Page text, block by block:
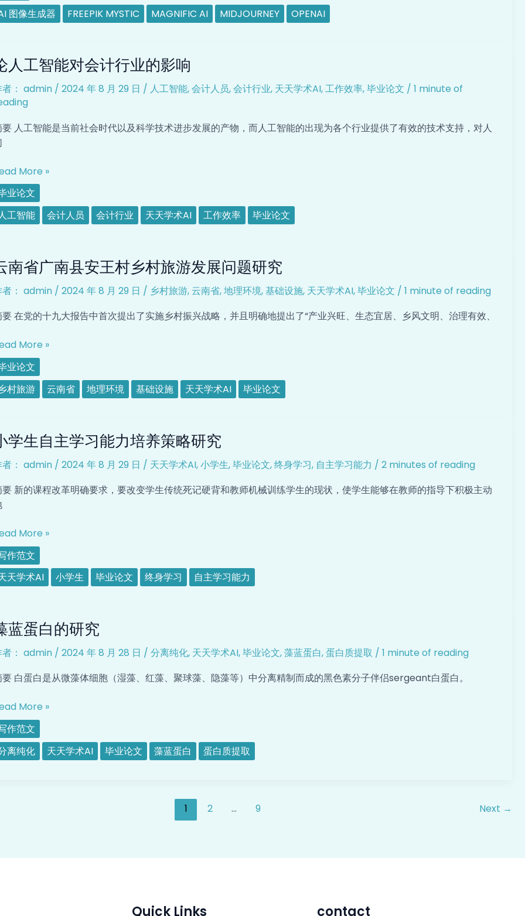
图像生成器
FREEPIK MYSTIC MAGNIFIC AI MIDJOURNEY OPENAI
人工智能对会计行业的影响
： admin / 2024 年 8 月 29 日 / 人工智能,会计人员,会计行业, 天天学术AI,工作效率,毕业论文 / 1 minute of
人工智能是当前社会时代以及科学技术进步发展的产物，而人工智能的出现为各个行业提供了有效的技术支持，对人
More »
业论文
工智能
会计人员 会计行业 天天学术AI 工作效率 毕业论文
南省广南县安王村乡村旅游发展问题研究
： admin / 2024 年 8 月 29 日 / 乡村旅游,云南省,地理环境,基础设施, 天天学术AI,毕业论文 / 1 minute of reading
在党的十九大报告中首次提出了实施乡村振兴战略，并且明确地提出了“产业兴旺、生态宜居、乡风文明、治理有效、
More »
业论文
村旅游
云南省 地理环境 基础设施 天天学术AI 毕业论文
学生自主学习能力培养策略研究
： admin / 2024 年 8 月 29 日 / 天天学术AI,小学生,毕业论文,终身学习, 自主学习能力 / 2 minutes of reading
新的课程改革明确要求，要改变学生传统死记硬背和教师机械训练学生的现状，使学生能够在教师的指导下积极主动
More »
作范文
天学术AI
小学生 毕业论文 终身学习 自主学习能力
蓝蛋白的研究
： admin / 2024 年 8 月 28 日 / 分离纯化, 天天学术AI,毕业论文,藻蓝蛋白,蛋白质提取 / 1 minute of reading
白蛋白是从微藻体细胞（湿藻、红藻、聚球藻、隐藻等）中分离精制而成的黑色素分子伴侣sergeant白蛋白。
More »
作范文
离纯化
天天学术AI 毕业论文 藻蓝蛋白 蛋白质提取
1 2 … 9 Next →
Quick Links contact